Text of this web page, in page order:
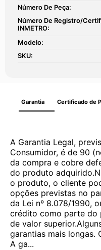
Número De Peça:
Número De Registro/
INMETRO:
Modelo:
SKU:
Garantia Certificado de
A Garantia Legal,
Consumidor, é de 90
da compra e cobre
do produto
o produto, o cliente
opções previstas no
da Lei nº 8.078/1990,
crédito como parte do
de valor
garantias mais longas.
A ga...